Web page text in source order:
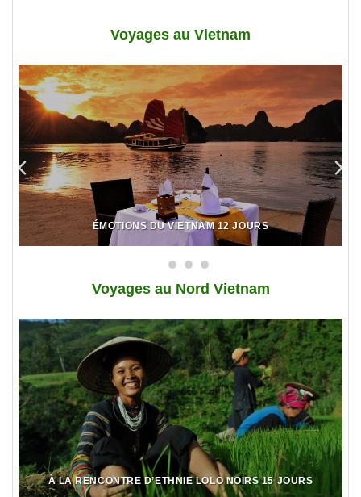
Voyages au Vietnam
ÉMOTIONS DU VIETNAM 12 JOURS
Voyages au Nord Vietnam
À LA RENCONTRE D’ETHNIE LOLO NOIRS 15 JOURS